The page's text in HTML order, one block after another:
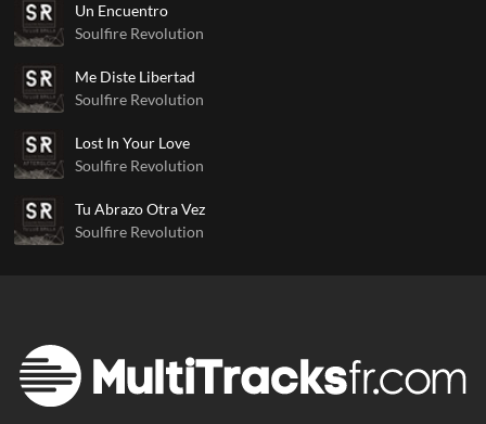
Un Encuentro
Soulfire Revolution
Me Diste Libertad
Soulfire Revolution
Lost In Your Love
Soulfire Revolution
Tu Abrazo Otra Vez
Soulfire Revolution